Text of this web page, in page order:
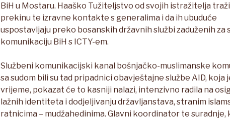
BiH u Mostaru. Haaško Tužiteljstvo od svojih istražitelja traži
prekinu te izravne kontakte s generalima i da ih ubuduće
uspostavljaju preko bosanskih državnih službi zaduženih za
komunikaciju BiH s ICTY-em.
Službeni komunikacijski kanal bošnjačko-muslimanske
sa sudom bili su tad pripadnici obavještajne službe AID, koja
vrijeme, pokazat će to kasniji nalazi, intenzivno radila na
lažnih identiteta i dodjeljivanju državljanstava, stranim
ratnicima – mudžahedinima. Glavni koordinator te suradnje,